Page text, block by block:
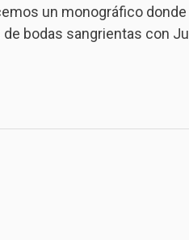
un monográfico
de bodas sangrientas con